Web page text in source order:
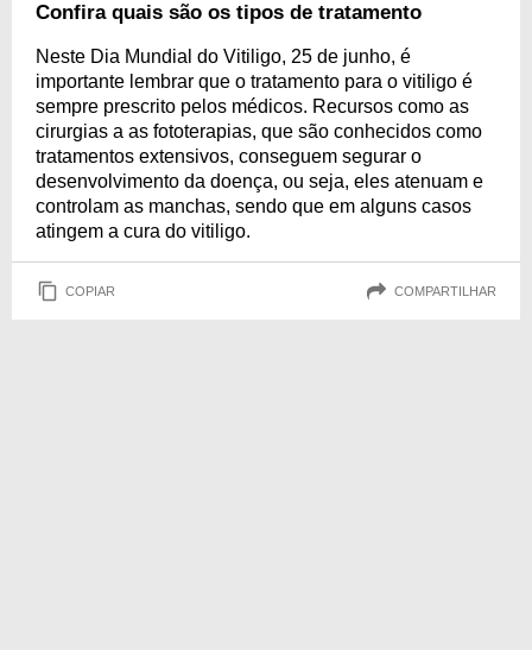
Confira quais são os tipos de tratamento
Neste Dia Mundial do Vitiligo, 25 de junho, é
importante lembrar que o tratamento para o vitiligo é
sempre prescrito pelos médicos. Recursos como as
cirurgias a as fototerapias, que são conhecidos como
tratamentos extensivos, conseguem segurar o
desenvolvimento da doença, ou seja, eles atenuam e
controlam as manchas, sendo que em alguns casos
atingem a cura do vitiligo.
COPIAR COMPARTILHAR